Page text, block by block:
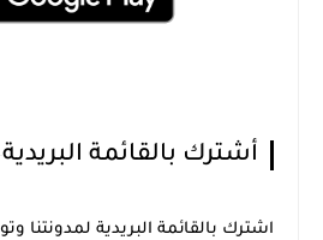
أشترك بالقائمة البريدية
اشترك بالقائمة البريدية لمدونتنا